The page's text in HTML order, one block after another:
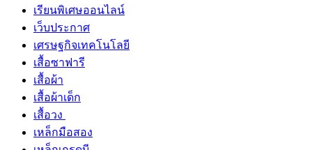
เรียนพิเศษออนไลน์
เว็บประกาศ
เศรษฐกิจเทคโนโลยี
เสื้อซาฟารี
เสื้อผ้า
เสื้อผ้าเด็ก
เสื้อวง
เหล็กมือสอง